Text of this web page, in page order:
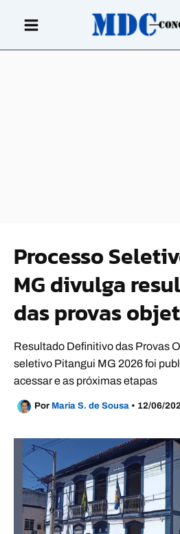
Processo
MG divulga
das provas
Resultado Definitivo das Provas
seletivo Pitangui MG 2026 foi
acessar e as próximas etapas
Por Maria S. de Sousa • 12/06/